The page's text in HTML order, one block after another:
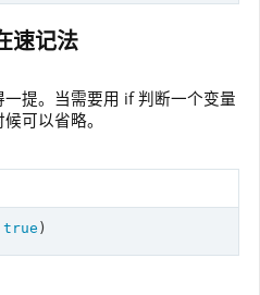
速记法
提。当需要用 if 判断一个变量
可以省略。
true )